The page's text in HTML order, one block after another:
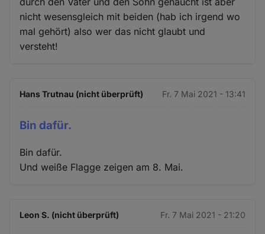
nicht wesensgleich mit beiden (hab ich irgend wo
mal gehört) also wer das nicht glaubt und
versteht!
Hans Trutnau (nicht überprüft) Fr. 7 Mai 2021 - 13:41
Bin dafür.
Bin dafür.
Und weiße Flagge zeigen am 8. Mai.
Leon S. (nicht überprüft) Fr. 7 Mai 2021 - 21:20